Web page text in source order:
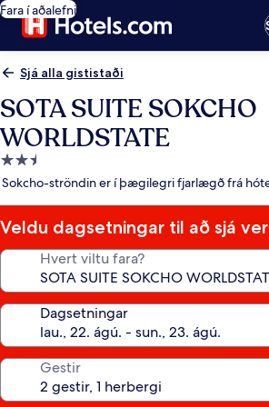
Fara í aðalefni
Sjá alla gististaði
SOTA SUITE SOKCHO
WORLDSTATE
2.5
stjörnu
Sokcho-ströndin er í þægilegri fjarlægð frá
Veldu dagsetningar til að sjá
Hvert viltu fara?
Dagsetningar
Gestir